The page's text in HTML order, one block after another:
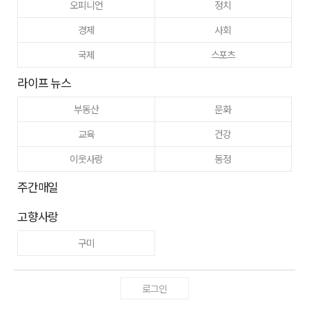
오피니언
정치
경제
사회
국제
스포츠
라이프 뉴스
부동산
문화
교육
건강
이웃사랑
동정
주간매일
고향사랑
구미
로그인